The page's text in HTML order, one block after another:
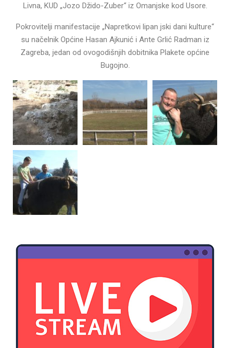
Livna, KUD „Jozo Džido-Zuber“ iz Omanjske kod Usore.
Pokrovitelji manifestacije „Napretkovi lipan jski dani kulture“
su načelnik Općine Hasan Ajkunić i Ante Grlić Radman iz
Zagreba, jedan od ovogodišnjih dobitnika Plakete općine
Bugojno.